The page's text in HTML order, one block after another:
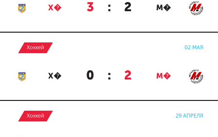
Х� 3 : 2 М�
Хоккей 02 МАЯ
Х� 0 : 2 М�
Хоккей 29 АПРЕЛЯ